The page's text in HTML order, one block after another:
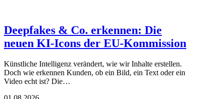
Deepfakes & Co. erkennen: Die
neuen KI-Icons der EU-Kommission
Künstliche Intelligenz verändert, wie wir Inhalte erstellen.
Doch wie erkennen Kunden, ob ein Bild, ein Text oder ein
Video echt ist? Die…